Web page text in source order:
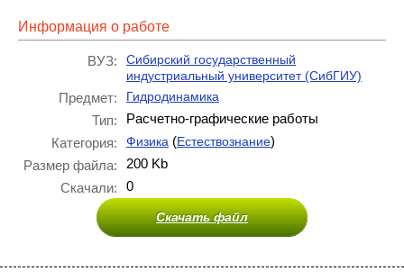
Информация о работе
ВУЗ:
Сибирский государственный
индустриальный университет (СибГИУ)
Предмет: Гидродинамика
Тип:
Расчетно-графические работы
Категория:
Физика (Естествознание)
Размер файла:
200 Kb
Скачали:
0
Скачать файл